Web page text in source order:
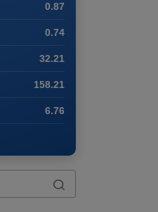
0.87
0.74
32.21
158.21
6.76